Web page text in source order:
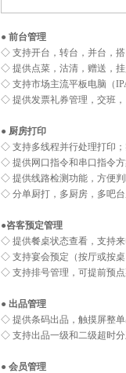
● 前台管理
◇ 支持开台，转台，并台，
◇ 提供点菜，沽清，赠送，
◇ 支持市场主流平板电脑（
◇ 提供发票礼券管理，交班
● 厨房打印
◇ 支持多线程并行处理打印
◇ 提供网口指令和串口指令
◇ 提供线路检测功能，方便
◇ 分单厨打，多厨房，多吧
●咨客预定管理
◇ 提供餐桌状态查看，支持
◇ 支持宴会预定（按厅或按
◇ 支持排号管理，可提前预
● 出品管理
◇ 提供条码出品，触摸屏整
◇ 支持出品一级和二级超时
● 会员管理